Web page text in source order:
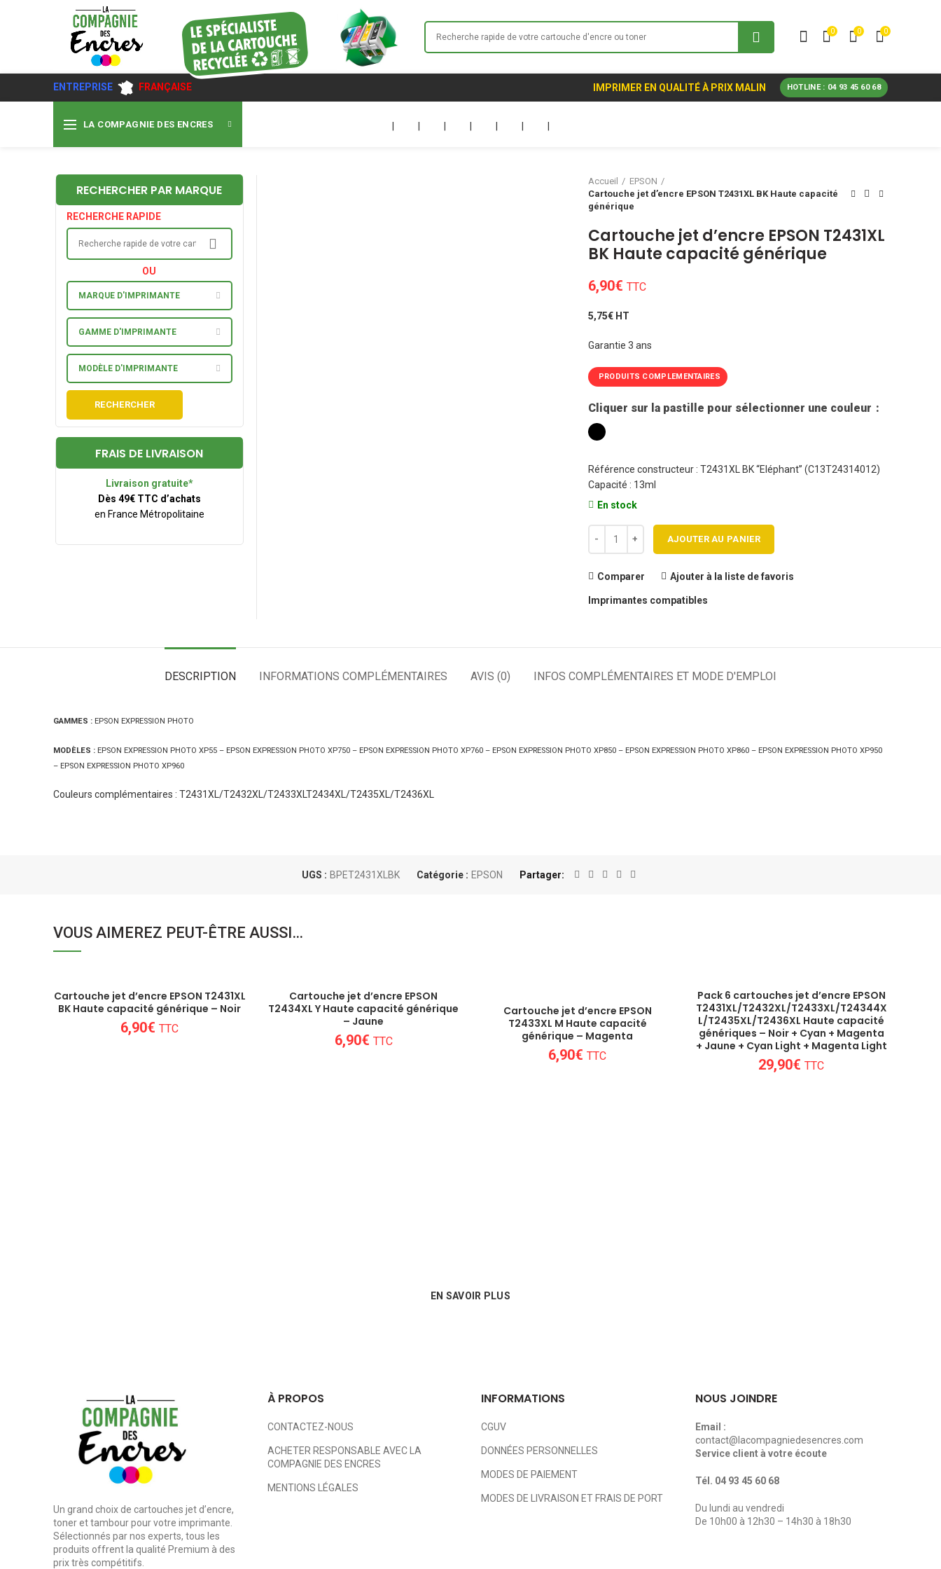
0 0 0
ENTREPRISE FRANÇAISE IMPRIMER EN QUALITÉ À PRIX MALIN HOTLINE : 04 93 45 60 68
LA COMPAGNIE DES ENCRES
Accueil
EPSON
Cartouche jet d’encre EPSON T2431XL BK Haute capacité
générique
Cartouche jet d’encre EPSON T2431XL
BK Haute capacité générique
6,90€ TTC
5,75€ HT
Garantie 3 ans
PRODUITS COMPLEMENTAIRES
Cliquer sur la pastille pour sélectionner une couleur
Référence constructeur : T2431XL BK “Eléphant” (C13T24314012)
Capacité : 13ml
En stock
AJOUTER AU PANIER
Comparer Ajouter à la liste de favoris
Imprimantes compatibles
RECHERCHER PAR MARQUE
RECHERCHE RAPIDE
OU
MARQUE D'IMPRIMANTE
GAMME D'IMPRIMANTE
MODÈLE D'IMPRIMANTE
RECHERCHER
FRAIS DE LIVRAISON
Livraison gratuite*
Dès 49€ TTC d’achats
en France Métropolitaine
DESCRIPTION INFORMATIONS COMPLÉMENTAIRES AVIS (0) INFOS COMPLÉMENTAIRES ET MODE D'EMPLOI
GAMMES : EPSON EXPRESSION PHOTO
MODÈLES : EPSON EXPRESSION PHOTO XP55 – EPSON EXPRESSION PHOTO XP750 – EPSON EXPRESSION PHOTO XP760 – EPSON EXPRESSION PHOTO XP850 – EPSON EXPRESSION PHOTO XP860 – EPSON EXPRESSION PHOTO XP950
– EPSON EXPRESSION PHOTO XP960
Couleurs complémentaires : T2431XL /T2432XL/T2433XLT2434XL/T2435XL/T2436XL
UGS : BPET2431XLBK Catégorie : EPSON Partager
VOUS AIMEREZ PEUT-ÊTRE AUSSI…
Cartouche jet d’encre EPSON T2431XL
BK Haute capacité générique – Noir
6,90€ TTC
Cartouche jet d’encre EPSON
T2434XL Y Haute capacité générique
– Jaune
6,90€ TTC
Cartouche jet d’encre EPSON
T2433XL M Haute capacité
générique – Magenta
6,90€ TTC
Pack 6 cartouches jet d’encre EPSON
T2431XL/T2432XL/T2433XL/T24344X
L/T2435XL/T2436XL Haute capacité
génériques – Noir + Cyan + Magenta
+ Jaune + Cyan Light + Magenta Light
29,90€ TTC
EN SAVOIR PLUS
Un grand choix de cartouches jet d’encre,
toner et tambour pour votre imprimante.
Sélectionnés par nos experts, tous les
produits offrent la qualité Premium à des
prix très compétitifs.
À PROPOS
CONTACTEZ-NOUS
ACHETER RESPONSABLE AVEC LA
COMPAGNIE DES ENCRES
MENTIONS LÉGALES
INFORMATIONS
CGUV
DONNÉES PERSONNELLES
MODES DE PAIEMENT
MODES DE LIVRAISON ET FRAIS DE PORT
NOUS JOINDRE
Email :
contact@lacompagniedesencres.com
Service client à votre écoute
Tél. 04 93 45 60 68
Du lundi au vendredi
De 10h00 à 12h30 – 14h30 à 18h30